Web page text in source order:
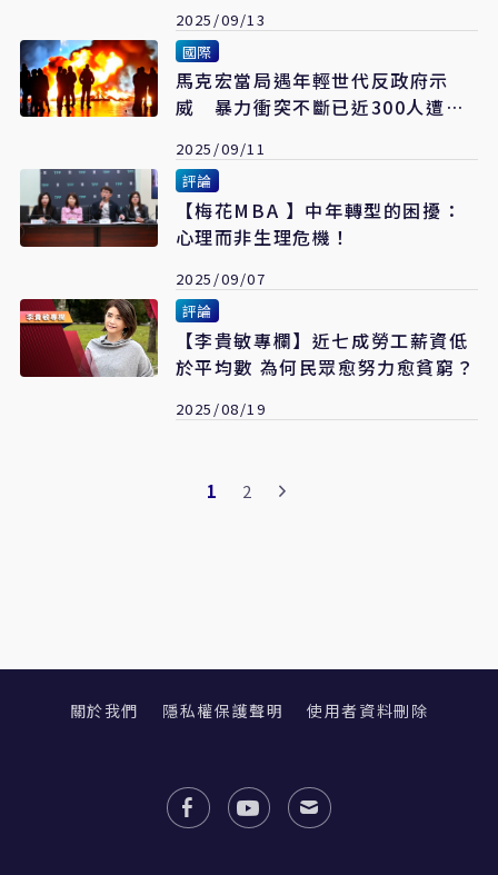
2025/09/13
國際
馬克宏當局遇年輕世代反政府示
威 暴力衝突不斷已近300人遭逮
2025/09/11
評論
【梅花MBA 】中年轉型的困擾：
心理而非生理危機！
2025/09/07
評論
【李貴敏專欄】近七成勞工薪資低
於平均數 為何民眾愈努力愈貧窮？
2025/08/19
1 2
關於我們 隱私權保護聲明 使用者資料刪除